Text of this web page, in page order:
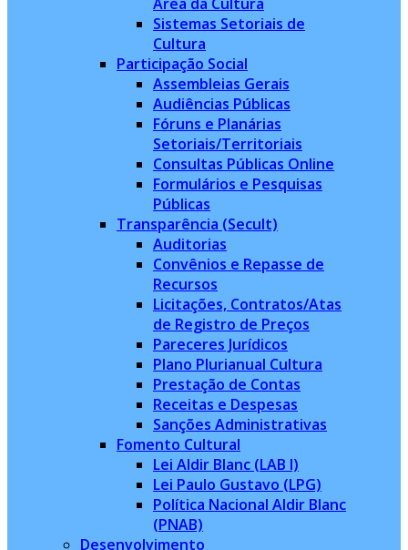
Sistemas Setoriais de
Cultura
Participação Social
Assembleias Gerais
Audiências Públicas
Fóruns e Planárias
Setoriais/Territoriais
Consultas Públicas Online
Formulários e Pesquisas
Públicas
Transparência (Secult)
Auditorias
Convênios e Repasse de
Recursos
Licitações, Contratos/Atas
de Registro de Preços
Pareceres Jurídicos
Plano Plurianual Cultura
Prestação de Contas
Receitas e Despesas
Sanções Administrativas
Fomento Cultural
Lei Aldir Blanc (LAB I)
Lei Paulo Gustavo (LPG)
Política Nacional Aldir Blanc
(PNAB)
Desenvolvimento